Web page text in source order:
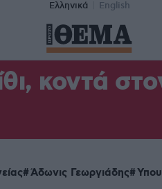
Ελληνικά English
κοντά
Άδωνις Γεωργιάδης